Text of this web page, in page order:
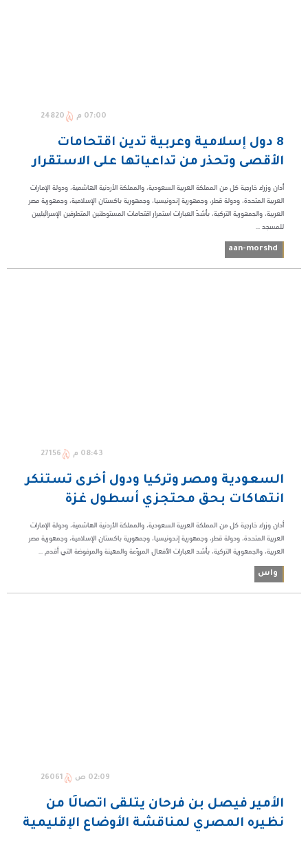
07:00 م 24820
8 دول إسلامية وعربية تدين اقتحامات
الأقصى وتحذر من تداعياتها على الاستقرار
أدان وزراء خارجية كل من المملكة العربية السعودية، والمملكة الأردنية الهاشمية، ودولة الإمارات
العربية المتحدة، ودولة قطر، وجمهورية إندونيسيا، وجمهورية باكستان الإسلامية، وجمهورية مصر
العربية، والجمهورية التركية، بأشدّ العبارات استمرار اقتحامات المستوطنين المتطرفين الإسرائيليين
للمسجد ...
aan-morshd
08:43 م 27156
السعودية ومصر وتركيا ودول أخرى تستنكر
انتهاكات بحق محتجزي أسطول غزة
أدان وزراء خارجية كل من المملكة العربية السعودية، والمملكة الأردنية الهاشمية، ودولة الإمارات
العربية المتحدة، ودولة قطر، وجمهورية إندونيسيا، وجمهورية باكستان الإسلامية، وجمهورية مصر
العربية، والجمهورية التركية، بأشد العبارات الأفعال المروّعة والمهينة والمرفوضة التي أقدم ...
واس
02:09 ص 26061
الأمير فيصل بن فرحان يتلقى اتصالًا من
نظيره المصري لمناقشة الأوضاع الإقليمية